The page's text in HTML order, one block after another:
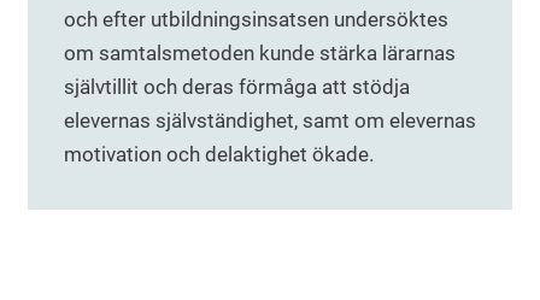
och efter utbildningsinsatsen undersöktes
om samtalsmetoden kunde stärka lärarnas
självtillit och deras förmåga att stödja
elevernas självständighet, samt om elevernas
motivation och delaktighet ökade.